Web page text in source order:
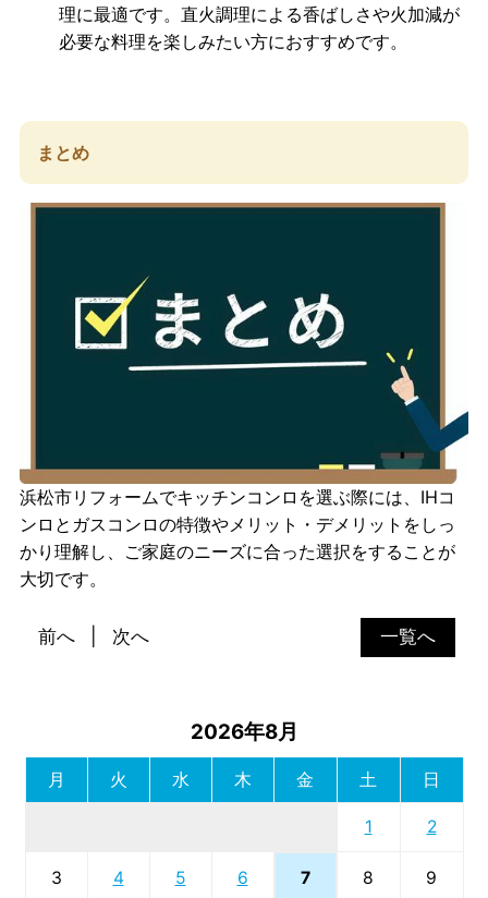
理に最適です。直火調理による香ばしさや火加減が
必要な料理を楽しみたい方におすすめです。
まとめ
浜松市リフォームでキッチンコンロを選ぶ際には、IHコ
ンロとガスコンロの特徴やメリット・デメリットをしっ
かり理解し、ご家庭のニーズに合った選択をすることが
大切です。
一覧へ
前へ 次へ
2026年8月
月 火 水 木 金 土 日
1 2
3 4 5 6 7 8 9